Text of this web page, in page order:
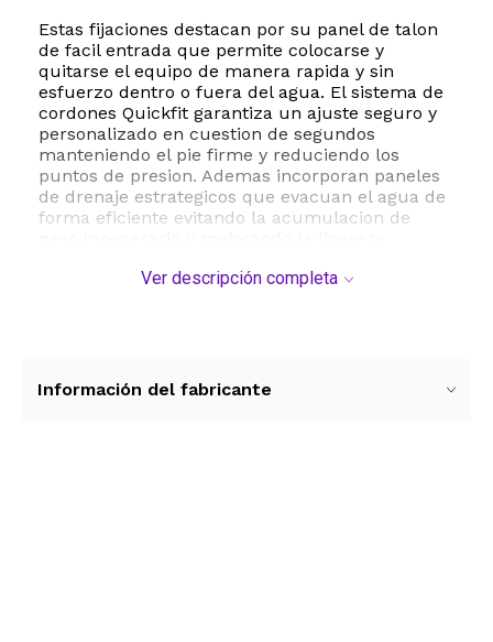
Estas fijaciones destacan por su panel de talon
de facil entrada que permite colocarse y
quitarse el equipo de manera rapida y sin
esfuerzo dentro o fuera del agua. El sistema de
cordones Quickfit garantiza un ajuste seguro y
personalizado en cuestion de segundos
manteniendo el pie firme y reduciendo los
puntos de presion. Ademas incorporan paneles
de drenaje estrategicos que evacuan el agua de
forma eficiente evitando la acumulacion de
articulaciones en cada aterrizaje. Con un peso
Ver descripción completa
Información del fabricante